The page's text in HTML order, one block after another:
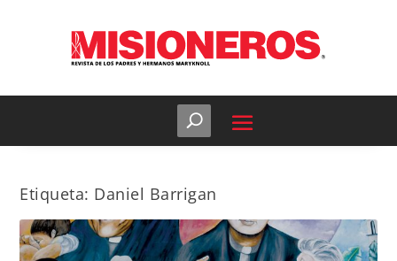
Etiqueta: Daniel Barrigan